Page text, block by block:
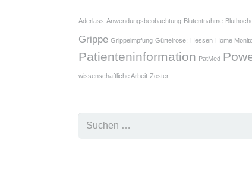
Aderlass Anwendungsbeobachtung Blutentnahme
Grippe Grippeimpfung Gürtelrose; Hessen Home
Patienteninformation PatMed
wissenschaftliche Arbeit Zoster
Suchen